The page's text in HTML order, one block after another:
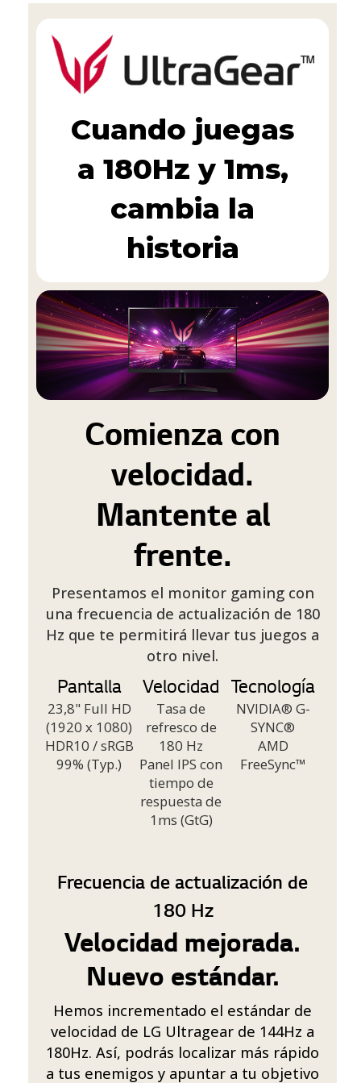
Cuando juegas
a 180Hz y 1ms,
cambia la
historia
Comienza con
velocidad.
Mantente al
frente.
Presentamos el monitor gaming con
una frecuencia de actualización de 180
Hz que te permitirá llevar tus juegos a
otro nivel.
Pantalla
23,8" Full HD
(1920 x 1080)
HDR10 / sRGB
99% (Typ.)
Velocidad
Tasa de
refresco de
180 Hz
Panel IPS con
tiempo de
respuesta de
1ms (GtG)
Tecnología
NVIDIA® G-
SYNC®
AMD
FreeSync™
Frecuencia de actualización de
180 Hz
Velocidad mejorada.
Nuevo estándar.
Hemos incrementado el estándar de
velocidad de LG Ultragear de 144Hz a
180Hz. Así, podrás localizar más rápido
a tus enemigos y apuntar a tu objetivo